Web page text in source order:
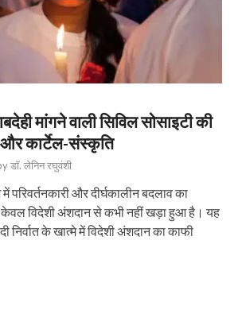
मांगने वाली सिविल सोसाइटी की
और कार्टेल-संस्कृति
डॉ. लेनिन रघुवंशी
परिवर्तनकारी और दीर्घकालीन बदलाव का
केवल विदेशी अंशदान से कभी नहीं खड़ा हुआ है। यह
निर्वात के खात्मे में विदेशी अंशदान का काफी